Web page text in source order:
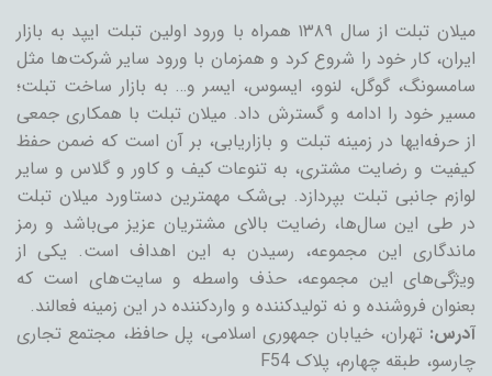
میلان تبلت از سال ۱۳۸۹ همراه با ورود اولین تبلت ایپد به بازار
ایران، کار خود را شروع کرد و همزمان با ورود سایر شرکت‌ها مثل
سامسونگ، گوگل، لنوو، ایسوس، ایسر و… به بازار ساخت تبلت؛
مسیر خود را ادامه و گسترش داد. میلان تبلت با همکاری جمعی
از حرفه‌ایها در زمینه تبلت و بازاریابی، بر آن است که ضمن حفظ
کیفیت و رضایت مشتری، به تنوعات کیف و کاور و گلاس و سایر
لوازم جانبی تبلت بپردازد. بی‌شک مهمترین دستاورد میلان تبلت
در طی این سال‌ها، رضایت بالای مشتریان عزیز می‌باشد و رمز
ماندگاری این مجموعه، رسیدن به این اهداف است. یکی از
ویژگی‌های این مجموعه، حذف واسطه و سایت‌های است که
بعنوان فروشنده و نه تولیدکننده و واردکننده در این زمینه فعالند.
آدرس: تهران، خیابان جمهوری اسلامی، پل حافظ، مجتمع تجاری
چارسو، طبقه چهارم، پلاک F54